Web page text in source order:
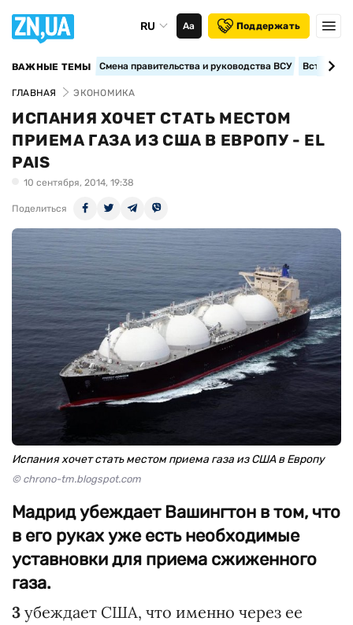
RU Аа Поддержать
ВАЖНЫЕ ТЕМЫ Смена правительства и руководства ВСУ
ГЛАВНАЯ ЭКОНОМИКА
ИСПАНИЯ ХОЧЕТ СТАТЬ МЕСТОМ
ПРИЕМА ГАЗА ИЗ США В ЕВРОПУ - EL
PAIS
10 сентября, 2014, 19:38
Поделиться
Испания хочет стать местом приема газа из США в Европу
© chrono-tm.blogspot.com
Мадрид убеждает Вашингтон в том, что
в его руках уже есть необходимые
уставновки для приема сжиженного
газа.
3 убеждает США, что именно через ее